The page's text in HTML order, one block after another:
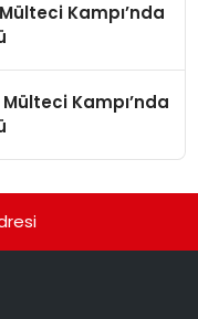
Kampı’nda
Kampı’nda